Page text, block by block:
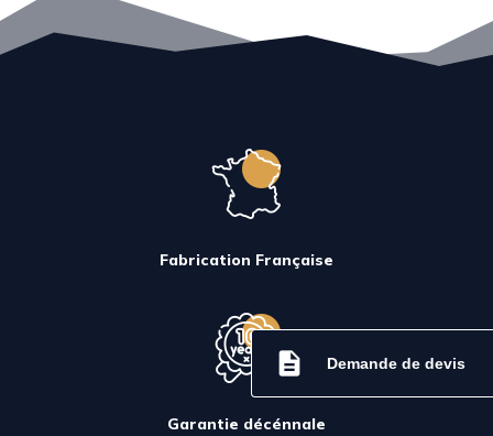
description Demande de devis
Fabrication Française
Garantie décénnale